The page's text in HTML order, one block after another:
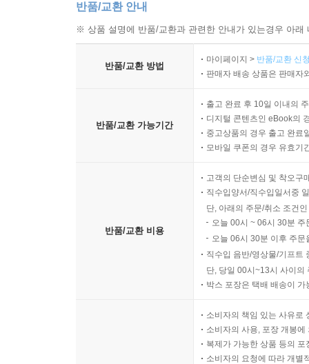
반품/교환 안내
※ 상품 설명에 반품/교환과 관련한 안내가 있는경우 아
반품/교환 방법
마이페이지 > 반품/교환 신
판매자 배송 상품은 판매자
반품/교환 가능기간
출고 완료 후 10일 이내의
디지털 콘텐츠인 eBook의
중고상품의 경우 출고 완료
모바일 쿠폰의 경우 유효기
반품/교환 비용
고객의 단순변심 및 착오구
직수입양서/직수입일서중
단, 아래의 주문/취소 조건
오늘 00시 ~ 06시 30분
오늘 06시 30분 이후 주
직수입 음반/영상물/기프트
단, 당일 00시~13시 사이의
박스 포장은 택배 배송이
소비자의 책임 있는 사유로
소비자의 사용, 포장 개봉
복제가 가능한 상품 등의
소비자의 요청에 따라 개별